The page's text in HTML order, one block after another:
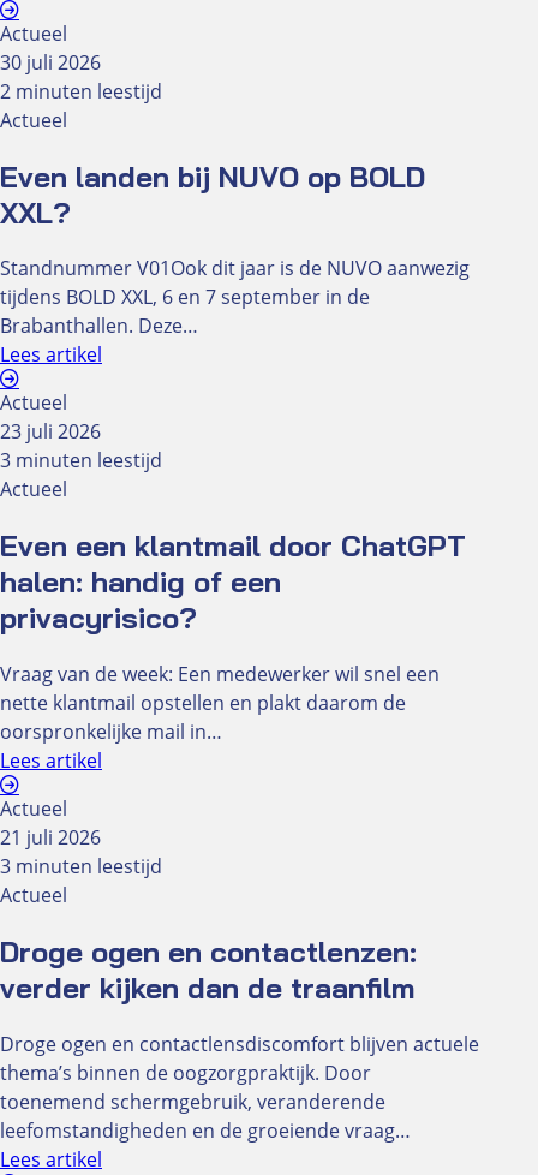
Actueel
30 juli 2026
2 minuten leestijd
Actueel
Even landen bij NUVO op BOLD
XXL?
Standnummer V01Ook dit jaar is de NUVO aanwezig
tijdens BOLD XXL, 6 en 7 september in de
Brabanthallen. Deze…
Lees artikel
Actueel
23 juli 2026
3 minuten leestijd
Actueel
Even een klantmail door ChatGPT
halen: handig of een
privacyrisico?
Vraag van de week: Een medewerker wil snel een
nette klantmail opstellen en plakt daarom de
oorspronkelijke mail in…
Lees artikel
Actueel
21 juli 2026
3 minuten leestijd
Actueel
Droge ogen en contactlenzen:
verder kijken dan de traanfilm
Droge ogen en contactlensdiscomfort blijven actuele
thema’s binnen de oogzorgpraktijk. Door
toenemend schermgebruik, veranderende
leefomstandigheden en de groeiende vraag…
Lees artikel